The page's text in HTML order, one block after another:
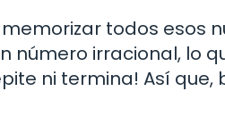
todos esos
número irracional, lo
ni termina! Así que,